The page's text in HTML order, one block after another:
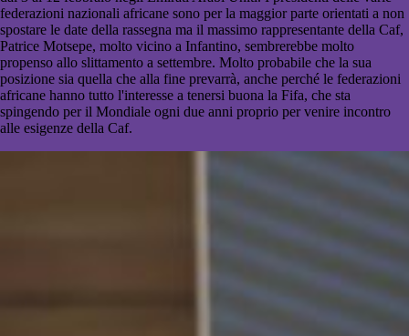
federazioni nazionali africane sono per la maggior parte orientati a non
spostare le date della rassegna ma il massimo rappresentante della Caf,
Patrice Motsepe, molto vicino a Infantino, sembrerebbe molto
propenso allo slittamento a settembre. Molto probabile che la sua
posizione sia quella che alla fine prevarrà, anche perché le federazioni
africane hanno tutto l'interesse a tenersi buona la Fifa, che sta
spingendo per il Mondiale ogni due anni proprio per venire incontro
alle esigenze della Caf.